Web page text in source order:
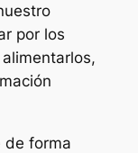
por los
de forma